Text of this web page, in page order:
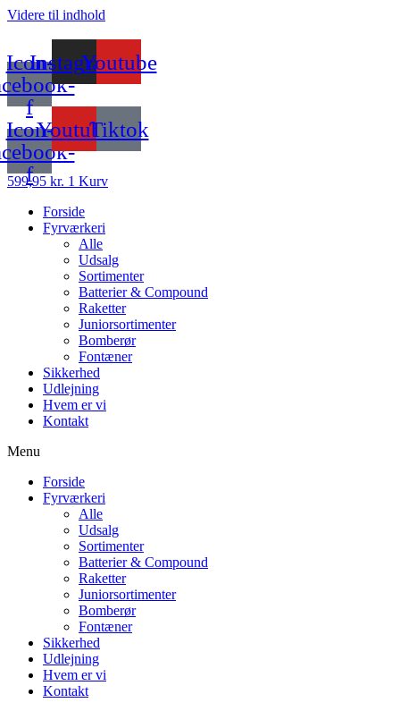
Videre til indhold
Icon-
f
InstagramYoutube
Icon-
f
YoutubeTiktok
599,95 kr. 1 Kurv
Forside
Fyrværkeri
Alle
Udsalg
Sortimenter
Batterier & Compound
Raketter
Juniorsortimenter
Bomberør
Fontæner
Sikkerhed
Udlejning
Hvem er vi
Kontakt
Menu
Forside
Fyrværkeri
Alle
Udsalg
Sortimenter
Batterier & Compound
Raketter
Juniorsortimenter
Bomberør
Fontæner
Sikkerhed
Udlejning
Hvem er vi
Kontakt